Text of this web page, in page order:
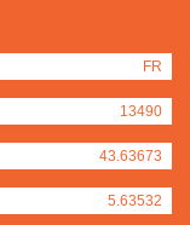
FR
13490
43.63673
5.63532